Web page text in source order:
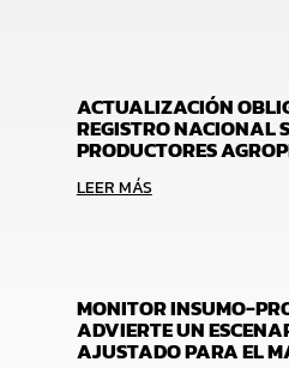
ACTUALIZACIÓN
REGISTRO NACIONAL
PRODUCTORES
LEER MÁS
MONITOR INSUMO-
ADVIERTE UN
AJUSTADO PARA EL